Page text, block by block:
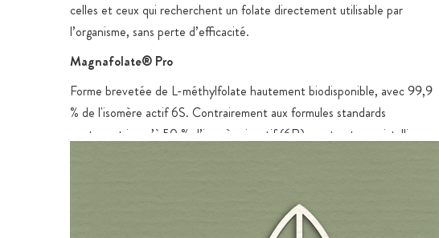
celles et ceux qui recherchent un folate directement utilisable par
l’organisme, sans perte d’efficacité.
Magnafolate® Pro
Forme brevetée de L-méthylfolate hautement biodisponible, avec 99,9
% de l'isomère actif 6S. Contrairement aux formules standards
contenant jusqu’à 50 % d’isomère inactif (6R), sa structure cristalline